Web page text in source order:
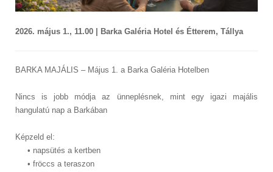
2026. május 1., 11.00 | Barka Galéria Hotel és Étterem, Tállya
BARKA MAJÁLIS – Május 1. a Barka Galéria Hotelben
Nincs is jobb módja az ünneplésnek, mint egy igazi majális
hangulatú nap a Barkában
Képzeld el:
• napsütés a kertben
• fröccs a teraszon